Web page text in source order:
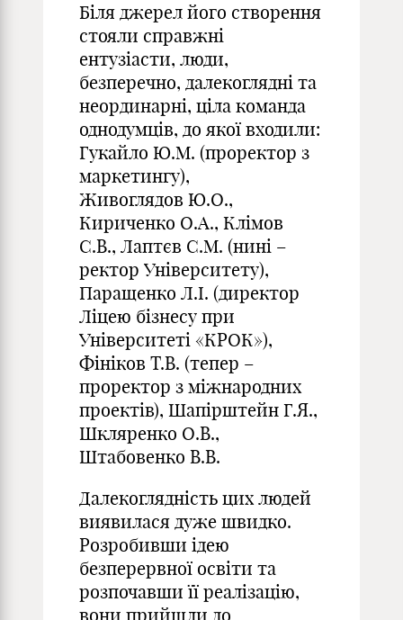
Біля джерел його створення
стояли справжні
ентузіасти, люди,
безперечно, далекоглядні та
неординарні, ціла команда
однодумців, до якої входили:
Гукайло Ю.М. (проректор з
маркетингу),
Живоглядов Ю.О.,
Кириченко О.А., Клімов
С.В., Лаптєв С.М. (нині –
ректор Університету),
Паращенко Л.І. (директор
Ліцею бізнесу при
Університеті «КРОК»),
Фініков Т.В. (тепер –
проректор з міжнародних
проектів), Шапірштейн Г.Я.,
Шкляренко О.В.,
Штабовенко В.В.
Далекоглядність цих людей
виявилася дуже швидко.
Розробивши ідею
безперервної освіти та
розпочавши її реалізацію,
вони прийшли до